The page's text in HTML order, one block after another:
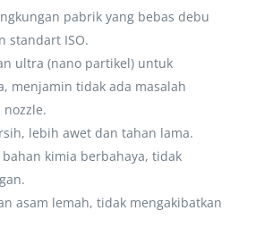
pabrik yang bebas debu
standart ISO.
ultra (nano partikel) untuk
menjamin tidak ada masalah
lebih awet dan tahan lama.
kimia berbahaya, tidak
asam lemah, tidak mengakibatkan